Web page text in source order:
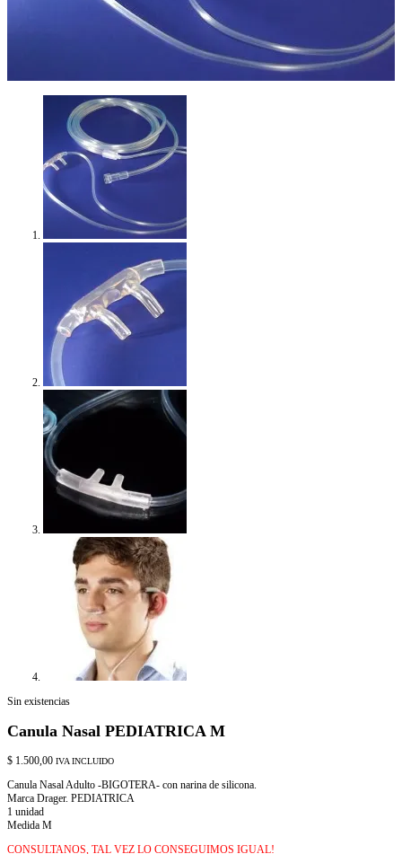
Sin existencias
Canula Nasal PEDIATRICA M
$ 1.500,00 IVA INCLUIDO
Canula Nasal Adulto -BIGOTERA- con narina de silicona.
Marca Drager. PEDIATRICA
1 unidad
Medida M
CONSULTANOS, TAL VEZ LO CONSEGUIMOS IGUAL!